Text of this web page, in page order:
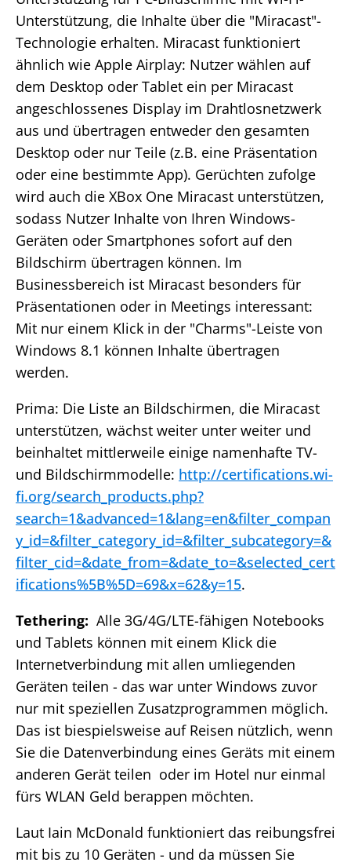
Unterstützung, die Inhalte über die "Miracast"-
Technologie erhalten. Miracast funktioniert
ähnlich wie Apple Airplay: Nutzer wählen auf
dem Desktop oder Tablet ein per Miracast
angeschlossenes Display im Drahtlosnetzwerk
aus und übertragen entweder den gesamten
Desktop oder nur Teile (z.B. eine Präsentation
oder eine bestimmte App). Gerüchten zufolge
wird auch die XBox One Miracast unterstützen,
sodass Nutzer Inhalte von Ihren Windows-
Geräten oder Smartphones sofort auf den
Bildschirm übertragen können. Im
Businessbereich ist Miracast besonders für
Präsentationen oder in Meetings interessant:
Mit nur einem Klick in der "Charms"-Leiste von
Windows 8.1 können Inhalte übertragen
werden.
Prima: Die Liste an Bildschirmen, die Miracast
unterstützen, wächst weiter unter weiter und
beinhaltet mittlerweile einige namenhafte TV-
und Bildschirmmodelle: http://certifications.wi-
fi.org/search_products.php?
search=1&advanced=1&lang=en&filter_compan
y_id=&filter_category_id=&filter_subcategory=&
filter_cid=&date_from=&date_to=&selected_cert
ifications%5B%5D=69&x=62&y=15.
Tethering: Alle 3G/4G/LTE-fähigen Notebooks
und Tablets können mit einem Klick die
Internetverbindung mit allen umliegenden
Geräten teilen - das war unter Windows zuvor
nur mit speziellen Zusatzprogrammen möglich.
Das ist biespielsweise auf Reisen nützlich, wenn
Sie die Datenverbindung eines Geräts mit einem
anderen Gerät teilen oder im Hotel nur einmal
fürs WLAN Geld berappen möchten.
Laut Iain McDonald funktioniert das reibungsfrei
mit bis zu 10 Geräten - und da müssen Sie